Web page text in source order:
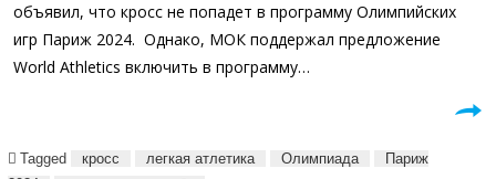
объявил, что кросс не попадет в программу Олимпийских
игр Париж 2024. Однако, МОК поддержал предложение
World Athletics включить в программу…
Tagged кросс легкая атлетика Олимпиада
Париж